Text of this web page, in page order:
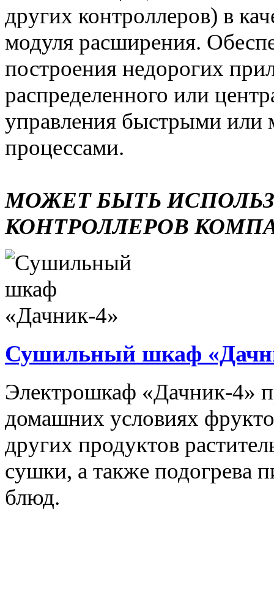
других контроллеров) в
модуля расширения.
построения недорогих
распределенного или
управления быстрыми или
процессами.
МОЖЕТ БЫТЬ
КОНТРОЛЛЕРОВ
Сушильный шкаф
Электрошкаф «Дачник-4»
домашних условиях
других продуктов
сушки, а также подогрева
блюд.